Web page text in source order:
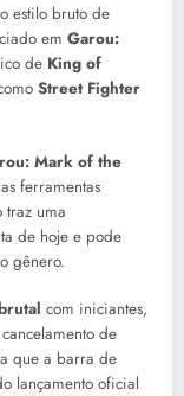
estilo bruto de
em Garou:
de King of
Street Fighter
Mark of the
ferramentas
traz uma
de hoje e pode
gênero.
com iniciantes,
de
que a barra de
lançamento oficial